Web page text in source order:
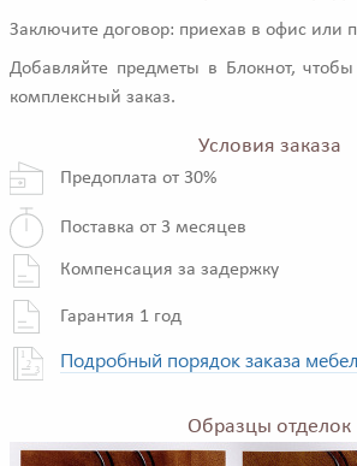
Заключите договор: приехав в офис или
Добавляйте предметы в Блокнот,
комплексный заказ.
Условия заказа
Предоплата от 30%
Поставка от 3 месяцев
Компенсация за задержку
Гарантия 1 год
Подробный порядок заказа
Образцы отделок